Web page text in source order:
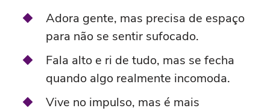
Adora gente, mas precisa de espaço
para não se sentir sufocado.
Fala alto e ri de tudo, mas se fecha
quando algo realmente incomoda.
Vive no impulso, mas é mais